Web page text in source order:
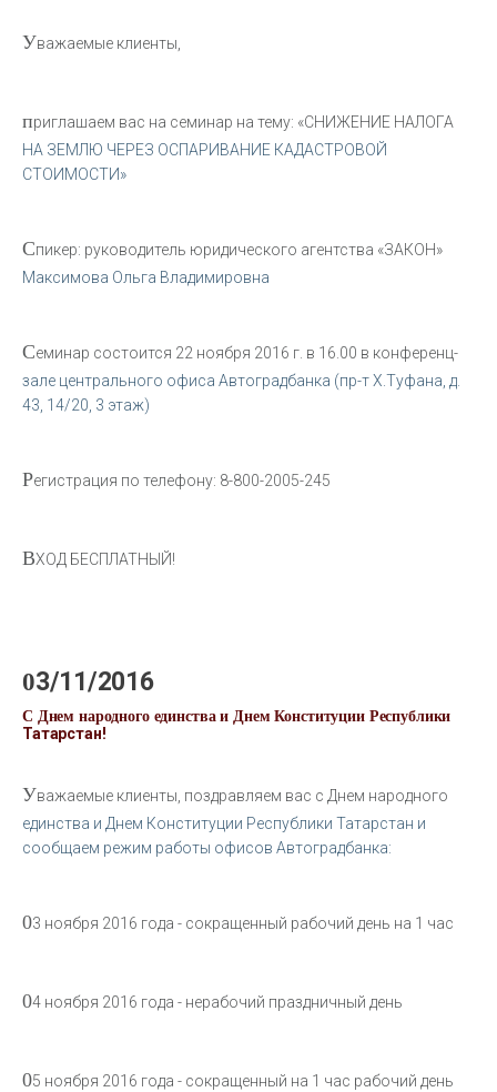
Уважаемые клиенты,
приглашаем вас на семинар на тему: «СНИЖЕНИЕ НАЛОГА
НА ЗЕМЛЮ ЧЕРЕЗ ОСПАРИВАНИЕ КАДАСТРОВОЙ
СТОИМОСТИ»
Спикер: руководитель юридического агентства «ЗАКОН»
Максимова Ольга Владимировна
Семинар состоится 22 ноября 2016 г. в 16.00 в конференц-
зале центрального офиса Автоградбанка (пр-т Х.Туфана, д.
43, 14/20, 3 этаж)
Регистрация по телефону: 8-800-2005-245
ВХОД БЕСПЛАТНЫЙ!
03/11/2016
С Днем народного единства и Днем Конституции Республики
Татарстан!
Уважаемые клиенты, поздравляем вас с Днем народного
единства и Днем Конституции Республики Татарстан и
сообщаем режим работы офисов Автоградбанка:
03 ноября 2016 года - сокращенный рабочий день на 1 час
04 ноября 2016 года - нерабочий праздничный день
05 ноября 2016 года - сокращенный на 1 час рабочий день